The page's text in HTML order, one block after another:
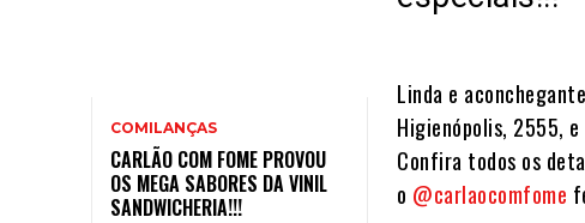
COMILANÇAS
CARLÃO COM FOME PROVOU
OS MEGA SABORES DA VINIL
SANDWICHERIA!!!
Linda e
Higienópolis, 2555,
Confira todos os
o @carlaocomfome